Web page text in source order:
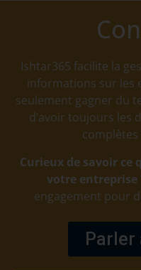
Ishtar365 facilite la
informations sur les
seulement gagner du
d’avoir toujours les
Curieux de savoir ce
votre entreprise
engagement pour
Parler